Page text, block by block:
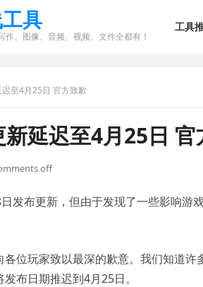
具
作、图像、音频、视频、文件全都有！
工具
迟至4月25日 官方致歉
新延迟至4月25日
off
发布更新，但由于发现了一些影响
位玩家致以最深的歉意。我们知道
布日期推迟到4月25日。